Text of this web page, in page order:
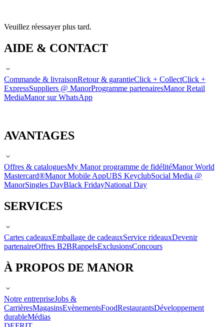
Veuillez réessayer plus tard.
AIDE & CONTACT
Commande & livraisonRetour & garantieClick + CollectClick +
ExpressSuppliers @ ManorProgramme partenairesManor Retail
MediaManor sur WhatsApp
AVANTAGES
Offres & cataloguesMy Manor programme de fidélitéManor World
Mastercard®Manor Mobile AppUBS KeyclubSocial Media @
ManorSingles DayBlack FridayNational Day
SERVICES
Cartes cadeauxEmballage de cadeauxService rideauxDevenir
partenaireOffres B2BRappelsExclusionsConcours
À PROPOS DE MANOR
Notre entrepriseJobs &
CarrièresMagasinsEvènementsFoodRestaurantsDéveloppement
durableMédias